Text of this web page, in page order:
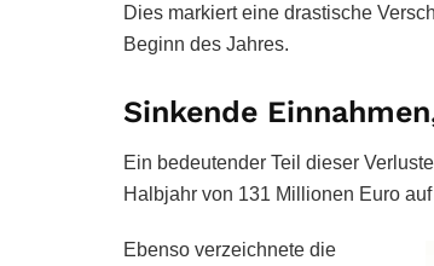
Dies markiert eine drastische
Beginn des Jahres.
Sinkende
Ein bedeutender Teil dieser
Halbjahr von 131 Millionen Euro
Ebenso verzeichnete die